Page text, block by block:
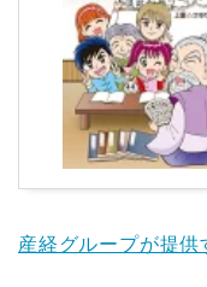
産経グループが提